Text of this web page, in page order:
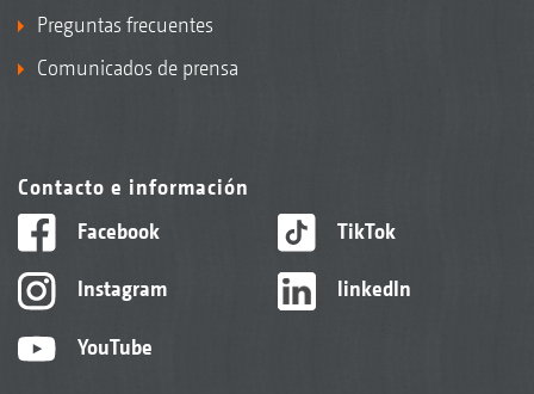
Preguntas frecuentes
Comunicados de prensa
Contacto e información
Facebook
Instagram
YouTube
TikTok
linkedIn